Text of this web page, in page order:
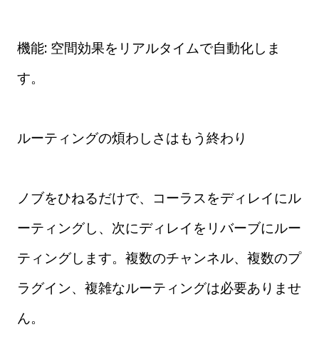
機能: 空間効果をリアルタイムで自動化しま
す。
ルーティングの煩わしさはもう終わり
ノブをひねるだけで、コーラスをディレイにル
ーティングし、次にディレイをリバーブにルー
ティングします。複数のチャンネル、複数のプ
ラグイン、複雑なルーティングは必要ありませ
ん。